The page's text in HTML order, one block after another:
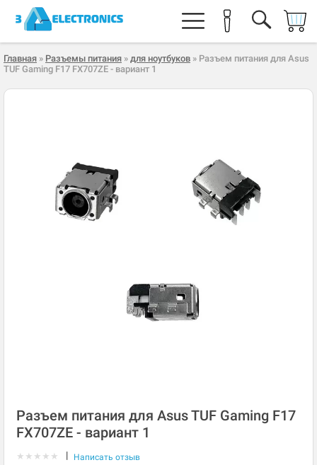
Главная » Разъемы питания » для ноутбуков » Разъем питания для Asus
TUF Gaming F17 FX707ZE - вариант 1
Разъем питания для Asus TUF Gaming F17
FX707ZE - вариант 1
★ ★ ★ ★ ★ | Написать отзыв